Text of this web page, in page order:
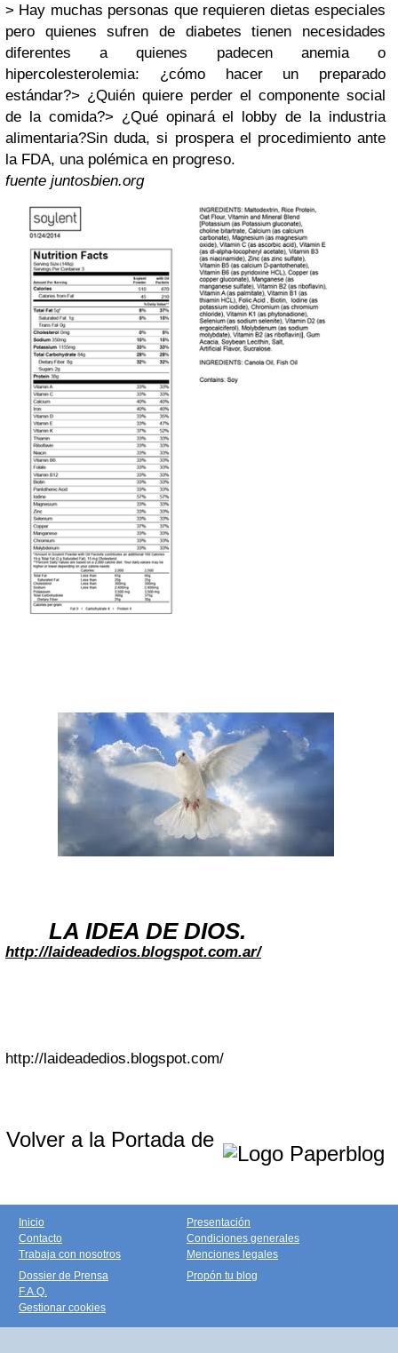
> Hay muchas personas que requieren dietas especiales
pero quienes sufren de diabetes tienen necesidades
diferentes a quienes padecen anemia o
hipercolesterolemia: ¿cómo hacer un preparado
estándar?> ¿Quién quiere perder el componente social
de la comida?> ¿Qué opinará el lobby de la industria
alimentaria?Sin duda, si prospera el procedimiento ante
la FDA, una polémica en progreso.
fuente juntosbien.org
LA IDEA DE DIOS.
http://laideadedios.blogspot.com.ar/
http://laideadedios.blogspot.com/
Volver a la Portada de
Inicio
Contacto
Trabaja con nosotros
Presentación
Condiciones generales
Menciones legales
Dossier de Prensa
F.A.Q.
Gestionar cookies
Propón tu blog